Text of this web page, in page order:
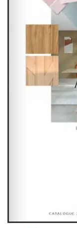
literie
décoration